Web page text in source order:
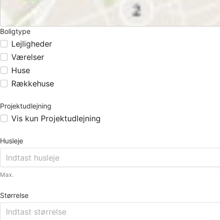
Boligtype
Lejligheder
Værelser
Huse
Rækkehuse
Projektudlejning
Vis kun Projektudlejning
Husleje
Max.
Størrelse